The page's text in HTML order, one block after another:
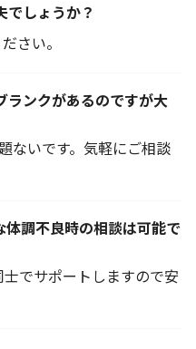
でしょうか？
さい。
ランクがあるのですが大
ないです。気軽にご相談
調不良時の相談は可能で
でサポートしますので安